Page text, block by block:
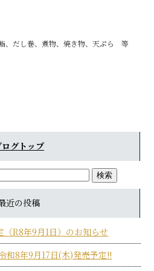
、だし巻、煮物、焼き物、天ぷら 等
ログトップ
近の投稿
（R8年9月1日）のお知らせ
和8年9月17日(木)発売予定!!